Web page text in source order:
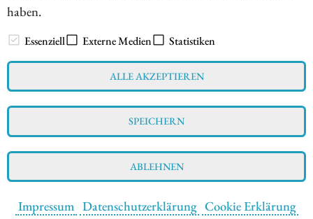
haben.
Essenziell Externe Medien Statistiken
ALLE AKZEPTIEREN
SPEICHERN
ABLEHNEN
Impressum Datenschutzerklärung Cookie Erklärung
zu ESG bewussten Unternehmen aus allen Teilen der Welt
Impressum
Datenschutz
Interessenskonflikt & Risikohinweis
Nutzungsbedingungen